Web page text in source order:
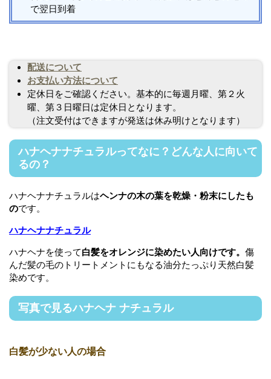
で翌日到着
配送について
お支払い方法について
定休日をご確認ください。基本的に毎週月曜、第２火
曜、第３日曜日は定休日となります。
（注文受付はできますが発送は休み明けとなります）
ハナヘナナチュラルってなに？どんな人に向いて
るの？
ハナヘナナチュラルはヘンナの木の葉を乾燥・粉末にしたも
のです。
ハナヘナナチュラル
ハナヘナを使って白髪をオレンジに染めたい人向けです。 傷
んだ髪の毛のトリートメントにもなる油分たっぷり天然白髪
染めです。
写真で見るハナヘナ ナチュラル
白髪が少ない人の場合